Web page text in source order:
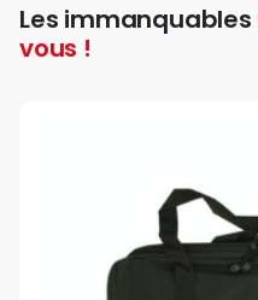
Les immanquables
vous !